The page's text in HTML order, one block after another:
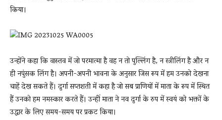
किया।
उन्होंने कहा कि वास्तव में जो परमात्मा है वह न तो पुल्लिंग है, न स्त्रीलिंग है और न
ही नपुंसक लिंग है। अपनी-अपनी भावना के अनुसार जिस रूप में हम उनको देखना
चाहें देख सकते हैं। दुर्गा सप्तशती में कहा है जो सब प्राणियों में माता के रूप में स्थित
हैं उनको हम नमस्कार करते हैं। उन्हीं माता ने नव दुर्गा के रुप में स्वयं को भक्तों के
उद्धार के लिए समय-समय पर प्रकट किया।